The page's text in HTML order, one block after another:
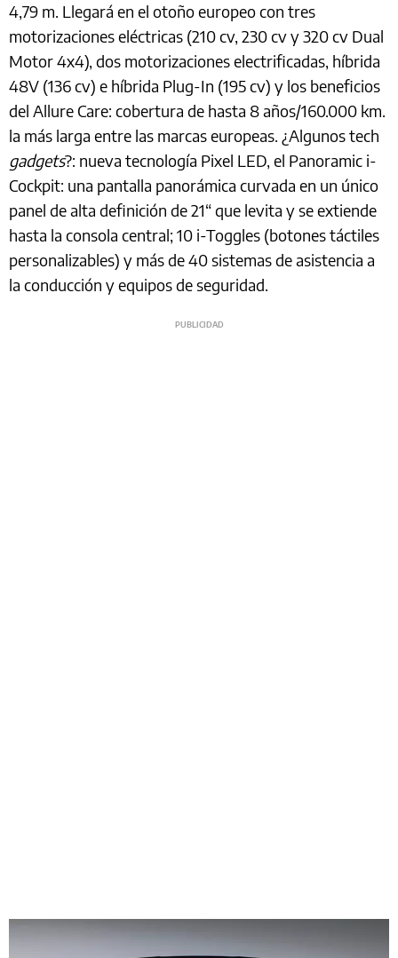
4,79 m. Llegará en el otoño europeo con tres
motorizaciones eléctricas (210 cv, 230 cv y 320 cv Dual
Motor 4x4), dos motorizaciones electrificadas, híbrida
48V (136 cv) e híbrida Plug-In (195 cv) y los beneficios
del Allure Care: cobertura de hasta 8 años/160.000 km.
la más larga entre las marcas europeas. ¿Algunos tech
gadgets?: nueva tecnología Pixel LED, el Panoramic i-
Cockpit: una pantalla panorámica curvada en un único
panel de alta definición de 21“ que levita y se extiende
hasta la consola central; 10 i-Toggles (botones táctiles
personalizables) y más de 40 sistemas de asistencia a
la conducción y equipos de seguridad.